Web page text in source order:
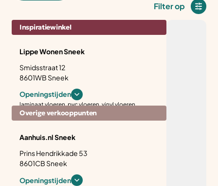
Filter op
Inspiratiewinkel
Lippe Wonen Sneek
Smidsstraat 12
8601WB Sneek
Openingstijden
laminaat vloeren, pvc vloeren, vinyl vloeren
Overige verkooppunten
Aanhuis.nl Sneek
Prins Hendrikkade 53
8601CB Sneek
Openingstijden